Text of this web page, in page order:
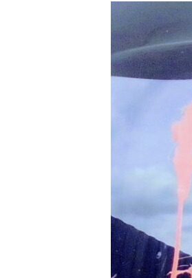
ПОДПИШИТЕСЬ НА РАССЫЛКУ